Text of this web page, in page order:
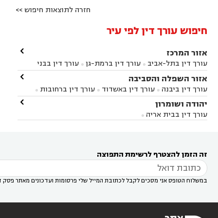
חזרה לתוצאות חיפוש >>
חיפוש עורך דין לפי עיר
אזור המרכז
עורך דין בתל-אביב  עורך דין ברמת-גן 
עורך דין בבני
ברק עורך דין בפתח תקווה עורך דין בראשון לציון
עורך דין ברחובות עורך דין בנס ציונה
במודיעין
עורך דין בהרצליה עורך דין בחולון
עורך
דין בקרית אונו
אונו
עורך דין בבת ים
דין בשוהם 

אזור השפלה והסביבה
עורך דין ביבנה  עורך דין באשדוד  עורך דין ברחובות 
עורך דין בראשון לציון עורך דין במודיעין
עורך דין
בבאר יעקב
עורך דין בגדרה

יהודה ושומרון
עורך דין בבית אריה 

זה הזמן להצטרף לרשימת התפוצה
במשלוח הטופס אני מסכים לקבל לכתובת המייל שלי פרסומות ועדכונים מאתר פסק